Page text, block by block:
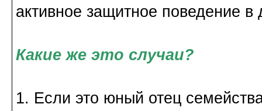
активное защитное поведение в
Какие же это случаи?
1. Если это юный отец